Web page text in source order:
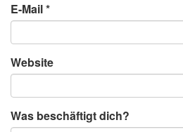
E-Mail*
Website
Was beschäftigt dich?